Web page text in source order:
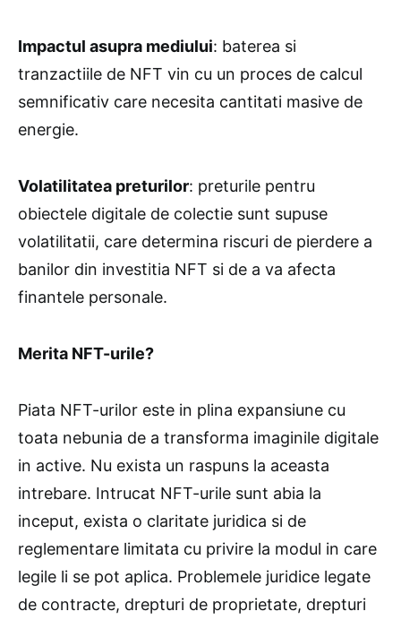
Impactul asupra mediului: baterea si
tranzactiile de NFT vin cu un proces de calcul
semnificativ care necesita cantitati masive de
energie.
Volatilitatea preturilor: preturile pentru
obiectele digitale de colectie sunt supuse
volatilitatii, care determina riscuri de pierdere a
banilor din investitia NFT si de a va afecta
finantele personale.
Merita NFT-urile?
Piata NFT-urilor este in plina expansiune cu
toata nebunia de a transforma imaginile digitale
in active. Nu exista un raspuns la aceasta
intrebare. Intrucat NFT-urile sunt abia la
inceput, exista o claritate juridica si de
reglementare limitata cu privire la modul in care
legile li se pot aplica. Problemele juridice legate
de contracte, drepturi de proprietate, drepturi